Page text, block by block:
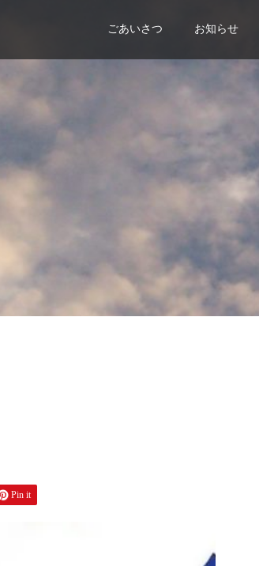
ごあいさつ お知らせ
Pin it